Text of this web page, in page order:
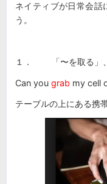
ネイティブが日常会話
う。
１． 「〜を取る」、
Can you grab my cell
テーブルの上にある携